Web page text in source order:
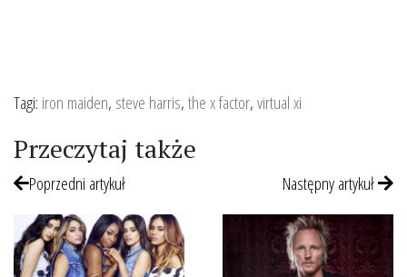
Tagi: iron maiden, steve harris,the x factor,virtual xi
Przeczytaj także
Poprzedni artykuł Następny artykuł